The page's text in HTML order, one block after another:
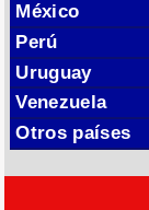
México
Perú
Uruguay
Venezuela
Otros países